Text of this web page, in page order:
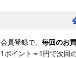
会員登録で、 毎回のお
1ポイント＝1円で次回